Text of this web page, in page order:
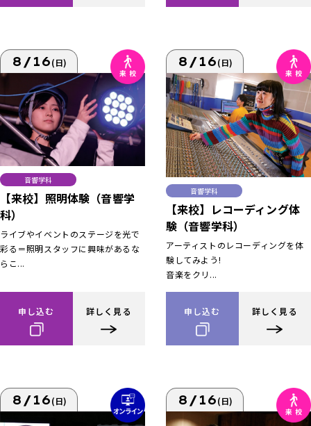
8/16(日)
音響学科
【来校】照明体験（音響学
科）
ライブやイベントのステージを光で
彩る＝照明スタッフに興味があるな
らこ...
申し込む 詳しく見る
8/16(日)
音響学科
【来校】レコーディング体
験（音響学科）
アーティストのレコーディングを体
験してみよう!
音楽をクリ...
申し込む 詳しく見る
8/16(日) 8/16(日)